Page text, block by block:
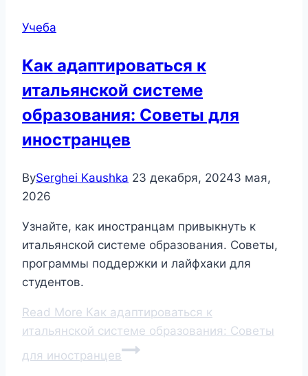
Учеба
Как адаптироваться к
итальянской системе
образования: Советы для
иностранцев
BySerghei Kaushka 23 декабря, 20243 мая,
2026
Узнайте, как иностранцам привыкнуть к
итальянской системе образования. Советы,
программы поддержки и лайфхаки для
студентов.
Read More Как адаптироваться к
итальянской системе образования: Советы
для иностранцев